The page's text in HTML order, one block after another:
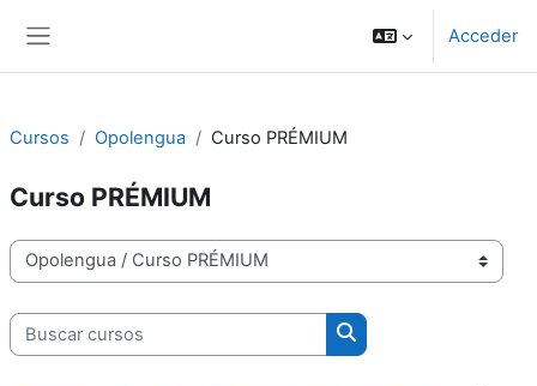
Acceder
Cursos Opolengua Curso PRÉMIUM
Curso PRÉMIUM
Categorías
Buscar cursos
Buscar cursos